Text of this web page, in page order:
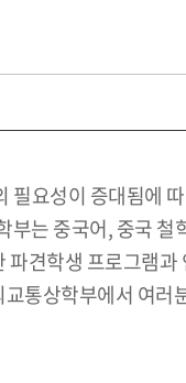
요성이 증대됨에
는 중국어, 중국
견학생 프로그램
통상학부에서 여